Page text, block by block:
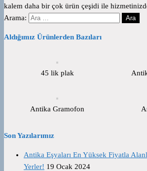
kalem daha bir çok ürün çeşidi ile
Arama:
Aldığımız Ürünlerden Bazıları
45 lik plak
Antika Gramofon
Son Yazılarımız
Antika Eşyaları En Yüksek Fiyatla
Yerler! 19 Ocak 2024